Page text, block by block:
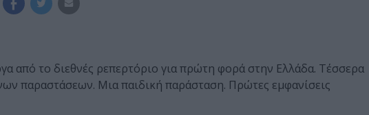
από το διεθνές ρεπερτόριο για πρώτη φορά στην Ελλάδα. Τέσσερα
παραστάσεων. Μια παιδική παράσταση. Πρώτες εμφανίσεις